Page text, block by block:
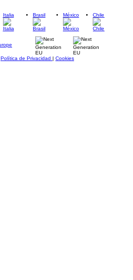
Italia Brasil México Chile
Política de Privacidad | Cookies